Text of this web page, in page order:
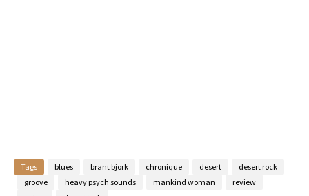
Tags blues brant bjork chronique desert
desert rock
groove
heavy psych sounds mankind woman
review